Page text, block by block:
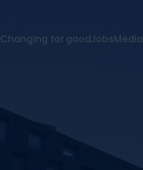
Changing for goodJobsMedia